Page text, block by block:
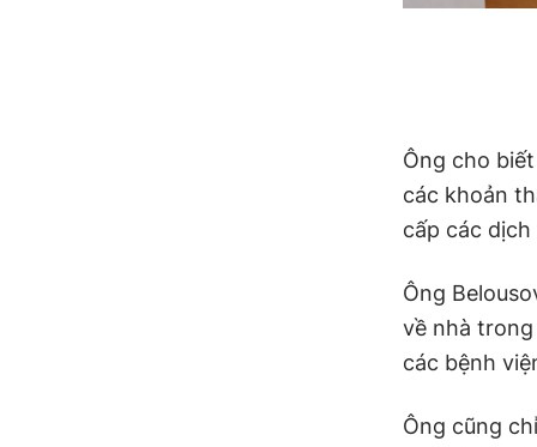
Ông cho
các khoản
cấp các dịch
Ông
về nhà
các bệnh
Ông cũng